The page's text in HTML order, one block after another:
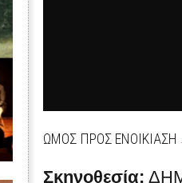
ΩΜΟΣ ΠΡΟΣ ΕΝΟΙΚΙΑΣΗ
Σκηνοθεσία: